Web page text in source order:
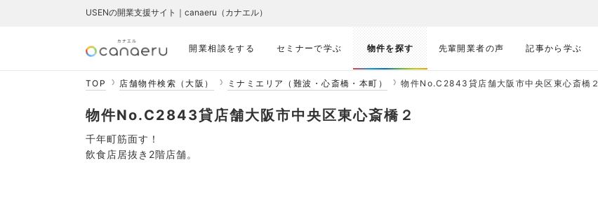
開業相談をする セミナーで学ぶ 物件を探す 先輩開業者の声 記事から学ぶ
USENの開業支援サイト｜canaeru（カナエル）
TOP 店舗物件検索（大阪） ミナミエリア（難波・心斎橋・本町） 物件No.C2843貸店舗大阪市中央区東心斎橋２
物件No.C2843貸店舗大阪市中央区東心斎橋２
千年町筋面す！
飲食店居抜き2階店舗。